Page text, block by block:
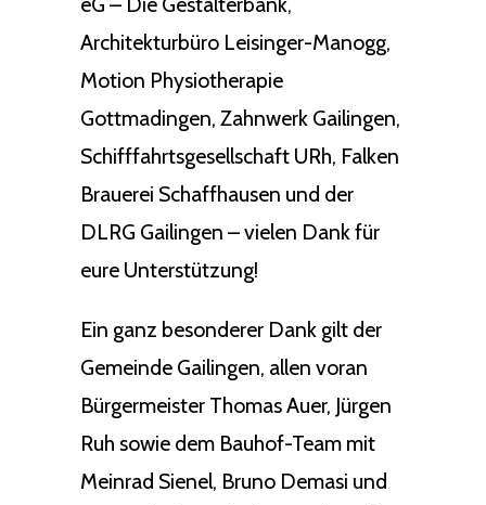
Architekturbüro Leisinger-Manogg,
Motion Physiotherapie
Gottmadingen, Zahnwerk Gailingen,
Schifffahrtsgesellschaft URh, Falken
Brauerei Schaffhausen und der
DLRG Gailingen – vielen Dank für
eure Unterstützung!
Ein ganz besonderer Dank gilt der
Gemeinde Gailingen, allen voran
Bürgermeister Thomas Auer, Jürgen
Ruh sowie dem Bauhof-Team mit
Meinrad Sienel, Bruno Demasi und